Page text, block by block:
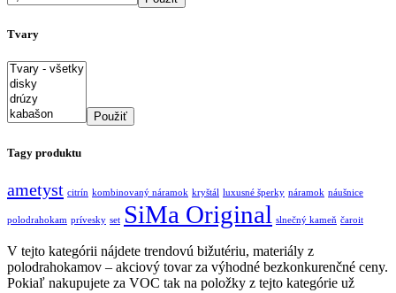
Tvary
Použiť
Tagy produktu
ametyst citrín kombinovaný náramok kryštál luxusné šperky náramok náušnice
polodrahokam prívesky set SiMa Original slnečný kameň čaroit
V tejto kategórii nájdete trendovú bižutériu, materiály z
polodrahokamov – akciový tovar za výhodné bezkonkurenčné ceny.
Pokiaľ nakupujete za VOC tak na položky z tejto kategórie už